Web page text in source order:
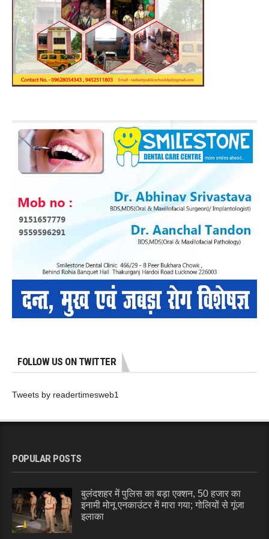
FOLLOW US ON TWITTER
Tweets by readertimesweb1
POPULAR POSTS
बुलंदशहर में पुलिस का बड़ा एक्शन, 50 हजार का
इनामी मोनू एनकाउंटर में मारा गया; गोलियों से गूंजा
इलाका